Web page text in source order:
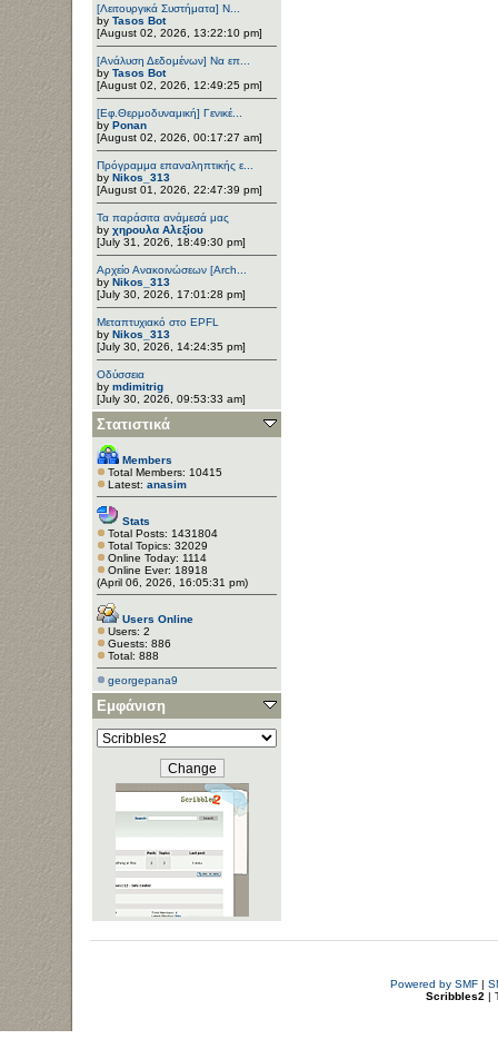
[Λειτουργικά Συστήματα] Ν...
by Tasos Bot
[August 02, 2026, 13:22:10 pm]
[Ανάλυση Δεδομένων] Να επ...
by Tasos Bot
[August 02, 2026, 12:49:25 pm]
[Εφ.Θερμοδυναμική] Γενικέ...
by Ponan
[August 02, 2026, 00:17:27 am]
Πρόγραμμα επαναληπτικής ε...
by Nikos_313
[August 01, 2026, 22:47:39 pm]
Τα παράσιτα ανάμεσά μας
by χηρουλα Αλεξίου
[July 31, 2026, 18:49:30 pm]
Αρχείο Ανακοινώσεων [Arch...
by Nikos_313
[July 30, 2026, 17:01:28 pm]
Μεταπτυχιακό στο EPFL
by Nikos_313
[July 30, 2026, 14:24:35 pm]
Οδύσσεια
by mdimitrig
[July 30, 2026, 09:53:33 am]
Στατιστικά
Members
Total Members: 10415
Latest: anasim
Stats
Total Posts: 1431804
Total Topics: 32029
Online Today: 1114
Online Ever: 18918
(April 06, 2026, 16:05:31 pm)
Users Online
Users: 2
Guests: 886
Total: 888
georgepana9
Εμφάνιση
Powered by SMF|
Scribbles2 |